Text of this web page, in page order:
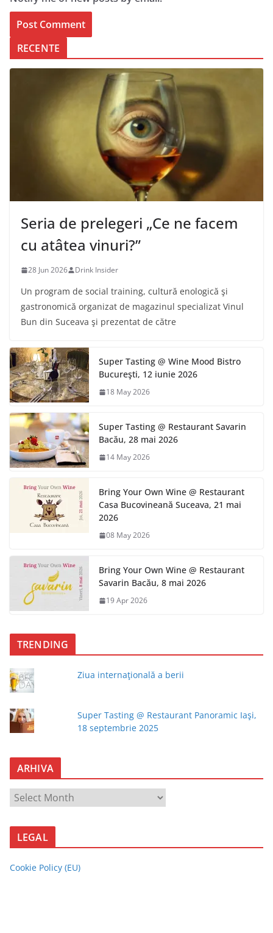
RECENTE
Seria de prelegeri „Ce ne facem
cu atâtea vinuri?”
28 Jun 2026 Drink Insider
Un program de social training, cultură enologică şi
gastronomică organizat de magazinul specializat Vinul
Bun din Suceava şi prezentat de către
Super Tasting @ Wine Mood Bistro
Bucureşti, 12 iunie 2026
18 May 2026
Super Tasting @ Restaurant Savarin
Bacău, 28 mai 2026
14 May 2026
Bring Your Own Wine @ Restaurant
Casa Bucovineană Suceava, 21 mai
2026
08 May 2026
Bring Your Own Wine @ Restaurant
Savarin Bacău, 8 mai 2026
19 Apr 2026
TRENDING
Ziua internaţională a berii
Super Tasting @ Restaurant Panoramic Iaşi,
18 septembrie 2025
ARHIVA
H
A
LEGAL
Cookie Policy (EU)